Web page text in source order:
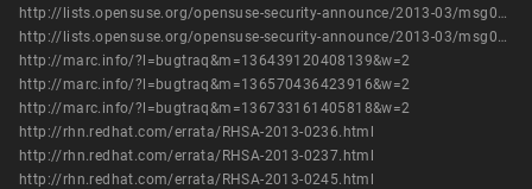
http://lists.opensuse.org/opensuse-security-announce/2013-03/msg00001.html
http://lists.opensuse.org/opensuse-security-announce/2013-03/msg00034.html
http://marc.info/?l=bugtraq&m=136439120408139&w=2
http://marc.info/?l=bugtraq&m=136570436423916&w=2
http://marc.info/?l=bugtraq&m=136733161405818&w=2
http://rhn.redhat.com/errata/RHSA-2013-0236.html
http://rhn.redhat.com/errata/RHSA-2013-0237.html
http://rhn.redhat.com/errata/RHSA-2013-0245.html